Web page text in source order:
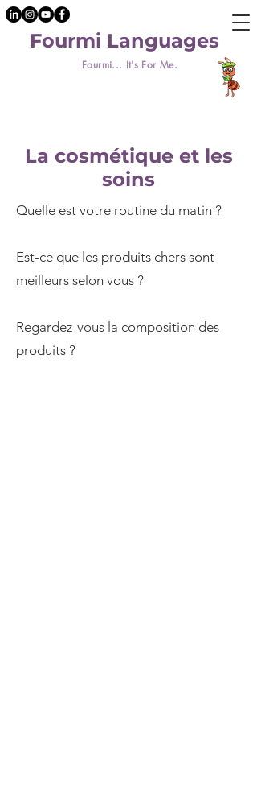
Fourmi... It's For Me.
Fourmi Languages
La cosmétique et les
soins
Quelle est votre routine du matin ?
Est-ce que les produits chers sont
meilleurs selon vous ?
Regardez-vous la composition des
produits ?